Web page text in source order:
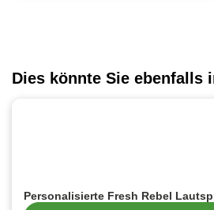
Dies könnte Sie ebenfalls
Personalisierte Fresh Rebel